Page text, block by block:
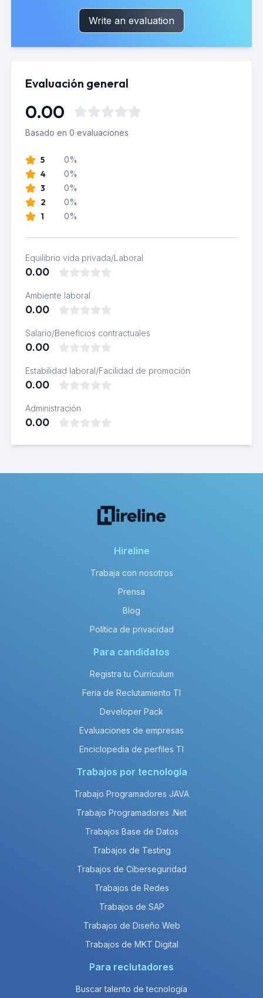
Write an evaluation
Evaluación general
0.00
Basado en 0 evaluaciones
5 0%
4 0%
3 0%
2 0%
1 0%
Equilibrio vida privada/Laboral
0.00
Ambiente laboral
0.00
Salario/Beneficios contractuales
0.00
Estabilidad laboral/Facilidad de promoción
0.00
Administración
0.00
Hireline
Trabaja con nosotros
Prensa
Blog
Política de privacidad
Para candidatos
Registra tu Currículum
Feria de Reclutamiento TI
Developer Pack
Evaluaciones de empresas
Enciclopedia de perfiles TI
Trabajos por tecnología
Trabajo Programadores JAVA
Trabajo Programadores .Net
Trabajos Base de Datos
Trabajos de Testing
Trabajos de Ciberseguridad
Trabajos de Redes
Trabajos de SAP
Trabajos de Diseño Web
Trabajos de MKT Digital
Para reclutadores
Buscar talento de tecnología